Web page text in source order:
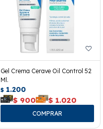
Gel Crema Cerave Oil Control 52
Ml.
$ 1.200
$ 900 $ 1.020